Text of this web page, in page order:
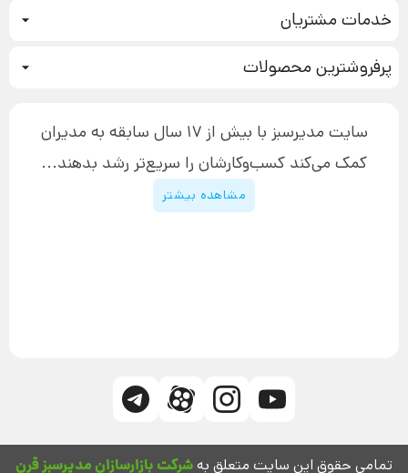
بازاریابی عصبی
تبلیغ نویسی
افزایش عملکرد
چگونه کتاب بنویسیم
دوره اینستاگرام
خدمات مشتریان
آموزش دسترسی به دانلود فایل‌ها
پیگیری سفارش
پشتیبانی
قوانین و مقررات سایت
پرفروشترین محصولاتدوره جدید سیستم سازی
سایت مدیرسبز با بیش از 17 سال سابقه به مدیران
کمک می‌کند کسب‌و‌کارشان را سریع‌تر رشد بدهند...
مشاهده بیشتر
تمامی حقوق این سایت متعلق بهشرکت بازارسازان مدیرسبز قرن